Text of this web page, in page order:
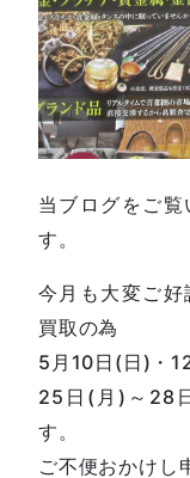
当ブログをご
す。
今月も大変ご
買取の為
5月10日(日)・
25日(月)～28
す。
ご不便おかけし